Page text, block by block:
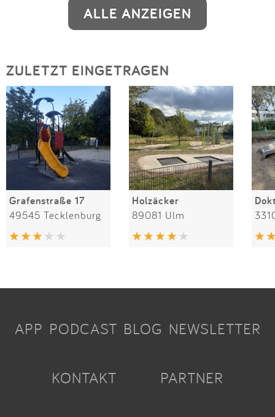
ALLE ANZEIGEN
ZULETZT EINGETRAGEN
Grafenstraße 17
49545 Tecklenburg
Holzäcker
89081 Ulm
APP PODCAST BLOG NEWSLETTER
KONTAKT PARTNER